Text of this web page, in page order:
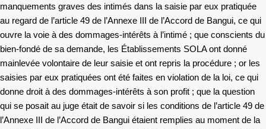
manquements graves des intimés dans la saisie par eux pratiquée
au regard de l’article 49 de l’Annexe III de l’Accord de Bangui, ce qui
ouvre la voie à des dommages-intérêts à l’intimé ; que conscients du
bien-fondé de sa demande, les Établissements SOLA ont donné
mainlevée volontaire de leur saisie et ont repris la procédure ; or les
saisies par eux pratiquées ont été faites en violation de la loi, ce qui
donne droit à des dommages-intérêts à son profit ; que la question
qui se posait au juge était de savoir si les conditions de l’article 49 de
l’Annexe III de l’Accord de Bangui étaient remplies au moment de la